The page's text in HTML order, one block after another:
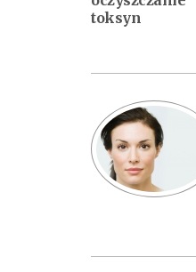
toksyn